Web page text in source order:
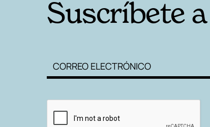
Suscríbete